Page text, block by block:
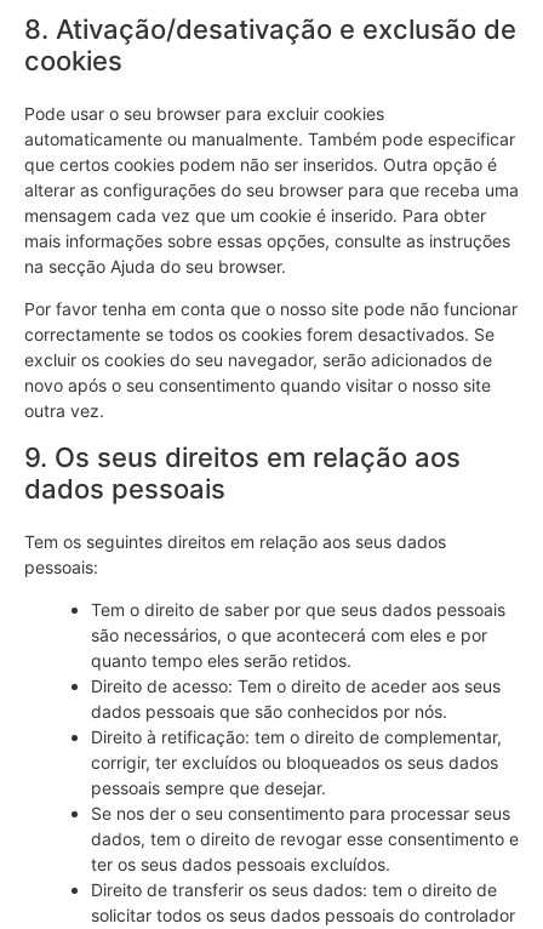
8. Ativação/desativação e exclusão de
cookies
Pode usar o seu browser para excluir cookies
automaticamente ou manualmente. Também pode especificar
que certos cookies podem não ser inseridos. Outra opção é
alterar as configurações do seu browser para que receba uma
mensagem cada vez que um cookie é inserido. Para obter
mais informações sobre essas opções, consulte as instruções
na secção Ajuda do seu browser.
Por favor tenha em conta que o nosso site pode não funcionar
correctamente se todos os cookies forem desactivados. Se
excluir os cookies do seu navegador, serão adicionados de
novo após o seu consentimento quando visitar o nosso site
outra vez.
9. Os seus direitos em relação aos
dados pessoais
Tem os seguintes direitos em relação aos seus dados
pessoais:
Tem o direito de saber por que seus dados pessoais
são necessários, o que acontecerá com eles e por
quanto tempo eles serão retidos.
Direito de acesso: Tem o direito de aceder aos seus
dados pessoais que são conhecidos por nós.
Direito à retificação: tem o direito de complementar,
corrigir, ter excluídos ou bloqueados os seus dados
pessoais sempre que desejar.
Se nos der o seu consentimento para processar seus
dados, tem o direito de revogar esse consentimento e
ter os seus dados pessoais excluídos.
Direito de transferir os seus dados: tem o direito de
solicitar todos os seus dados pessoais do controlador